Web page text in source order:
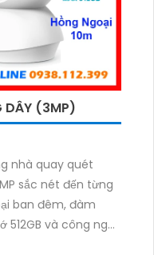
DÂY (3MP)
nhà quay quét
sắc nét đến từng
ban đêm, đàm
và công nghệ